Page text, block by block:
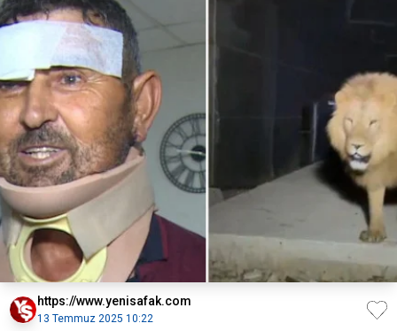
https://www.yenisafak.com
13 Temmuz 2025 10:22